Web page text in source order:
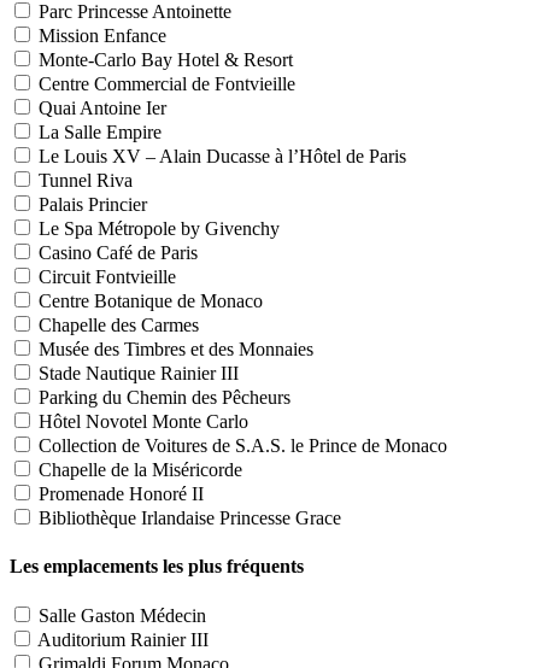
Parc Princesse Antoinette
Mission Enfance
Monte-Carlo Bay Hotel & Resort
Centre Commercial de Fontvieille
Quai Antoine Ier
La Salle Empire
Le Louis XV – Alain Ducasse à l’Hôtel de Paris
Tunnel Riva
Palais Princier
Le Spa Métropole by Givenchy
Casino Café de Paris
Circuit Fontvieille
Centre Botanique de Monaco
Chapelle des Carmes
Musée des Timbres et des Monnaies
Stade Nautique Rainier III
Parking du Chemin des Pêcheurs
Hôtel Novotel Monte Carlo
Collection de Voitures de S.A.S. le Prince de Monaco
Chapelle de la Miséricorde
Promenade Honoré II
Bibliothèque Irlandaise Princesse Grace
Les emplacements les plus fréquents
Salle Gaston Médecin
Auditorium Rainier III
Grimaldi Forum Monaco